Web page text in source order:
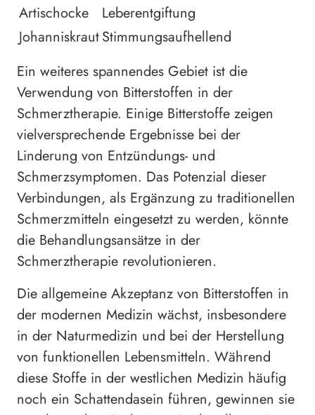
Artischocke
Leberentgiftung
JohanniskrautStimmungsaufhellend
Ein weiteres spannendes Gebiet ist die
Verwendung von Bitterstoffen in der
Schmerztherapie. Einige Bitterstoffe zeigen
vielversprechende Ergebnisse bei der
Linderung von Entzündungs- und
Schmerzsymptomen. Das Potenzial dieser
Verbindungen, als Ergänzung zu traditionellen
Schmerzmitteln eingesetzt zu werden, könnte
die Behandlungsansätze in der
Schmerztherapie revolutionieren.
Die allgemeine Akzeptanz von Bitterstoffen in
der modernen Medizin wächst, insbesondere
in der Naturmedizin und bei der Herstellung
von funktionellen Lebensmitteln. Während
diese Stoffe in der westlichen Medizin häufig
noch ein Schattendasein führen, gewinnen sie